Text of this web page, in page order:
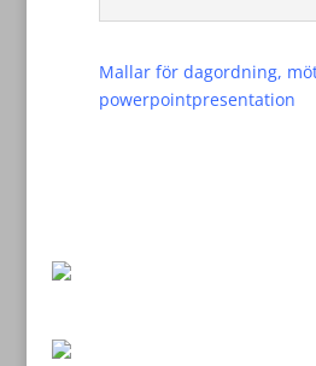
Mallar för dagordning,
powerpointpresentation